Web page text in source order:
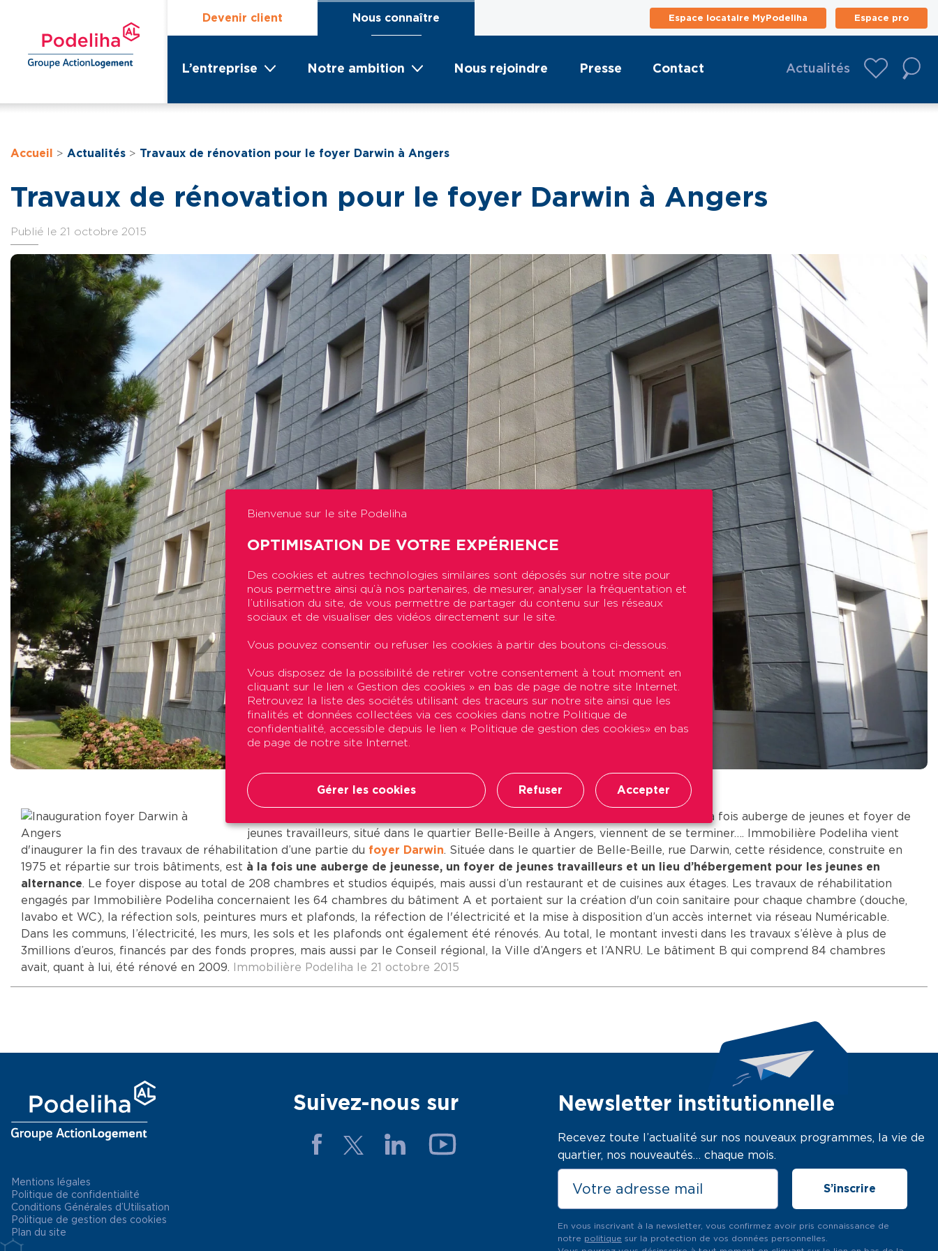
Devenir client Nous connaître Espace locataire MyPodeliha Espace pro
L’entreprise Notre ambition Nous rejoindre Presse Contact Actualités
Accueil > Actualités > Travaux de rénovation pour le foyer Darwin à Angers
Travaux de rénovation pour le foyer Darwin à Angers
Publié le 21 octobre 2015
Les travaux de réhabilitation et d’embellissement d’une partie du foyer Darwin, à la fois auberge de jeunes et foyer de
jeunes travailleurs, situé dans le quartier Belle-Beille à Angers, viennent de se terminer…. Immobilière Podeliha vient
d'inaugurer la fin des travaux de réhabilitation d’une partie du foyer Darwin. Située dans le quartier de Belle-Beille, rue Darwin, cette résidence, construite en
1975 et répartie sur trois bâtiments, est à la fois une auberge de jeunesse, un foyer de jeunes travailleurs et un lieu d’hébergement pour les jeunes en
alternance. Le foyer dispose au total de 208 chambres et studios équipés, mais aussi d’un restaurant et de cuisines aux étages. Les travaux de réhabilitation
engagés par Immobilière Podeliha concernaient les 64 chambres du bâtiment A et portaient sur la création d'un coin sanitaire pour chaque chambre (douche,
lavabo et WC), la réfection sols, peintures murs et plafonds, la réfection de l'électricité et la mise à disposition d’un accès internet via réseau Numéricable.
Dans les communs, l’électricité, les murs, les sols et les plafonds ont également été rénovés. Au total, le montant investi dans les travaux s’élève à plus de
3 millions d’euros, financés par des fonds propres, mais aussi par le Conseil régional, la Ville d’Angers et l’ANRU. Le bâtiment B qui comprend 84 chambres
avait, quant à lui, été rénové en 2009.
Immobilière Podeliha le 21 octobre 2015
Mentions légales
Politique de confidentialité
Conditions Générales d’Utilisation
Politique de gestion des cookies
Plan du site
Suivez-nous sur Newsletter institutionnelle
Recevez toute l’actualité sur nos nouveaux programmes, la vie de
quartier, nos nouveautés… chaque mois.
En vous inscrivant à la newsletter, vous confirmez avoir pris connaissance de
notre politique sur la protection de vos données personnelles.
Bienvenue sur le site Podeliha
OPTIMISATION DE VOTRE EXPÉRIENCE
Des cookies et autres technologies similaires sont déposés sur notre site pour
nous permettre ainsi qu’à nos partenaires, de mesurer, analyser la fréquentation et
l’utilisation du site, de vous permettre de partager du contenu sur les réseaux
sociaux et de visualiser des vidéos directement sur le site.
Vous pouvez consentir ou refuser les cookies à partir des boutons ci-dessous.
Vous disposez de la possibilité de retirer votre consentement à tout moment en
cliquant sur le lien « Gestion des cookies » en bas de page de notre site Internet.
Retrouvez la liste des sociétés utilisant des traceurs sur notre site ainsi que les
finalités et données collectées via ces cookies dans notre Politique de
confidentialité, accessible depuis le lien « Politique de gestion des cookies» en bas
de page de notre site Internet.
Gérer les cookies Refuser Accepter